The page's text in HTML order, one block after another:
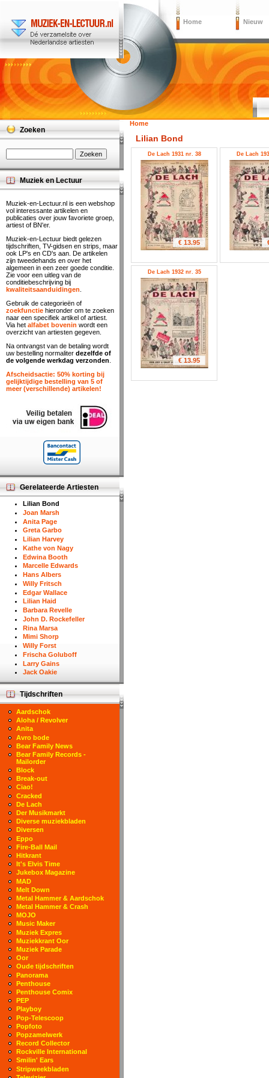
Home Nieuw
Home
Lilian Bond
De Lach 1931 nr. 38
€ 13.95
De Lach
De Lach 1932 nr. 35
€ 13.95
Zoeken
Muziek en Lectuur
Muziek-en-Lectuur.nl is een webshop
vol interessante artikelen en
publicaties over jouw favoriete groep,
artiest of BN'er.
Muziek-en-Lectuur biedt gelezen
tijdschriften, TV-gidsen en strips, maar
ook LP's en CD's aan. De artikelen
zijn tweedehands en over het
algemeen in een zeer goede conditie.
Zie voor een uitleg van de
conditiebeschrijving bij
kwaliteitsaanduidingen
Gebruik de categorieën of
zoekfunctie hieronder om te zoeken
naar een specifiek artikel of artiest.
Via het alfabet bovenin wordt een
overzicht van artiesten gegeven.
Na ontvangst van de betaling wordt
uw bestelling normaliter dezelfde of
de volgende werkdag verzonden
Afscheidsactie: 50% korting bij
gelijktijdige bestelling van 5 of
meer (verschillende) artikelen!
Gerelateerde Artiesten
Lilian Bond
Joan Marsh
Anita Page
Greta Garbo
Lilian Harvey
Kathe von Nagy
Edwina Booth
Marcelle Edwards
Hans Albers
Willy Fritsch
Edgar Wallace
Lilian Haid
Barbara Revelle
John D. Rockefeller
Rina Marsa
Mimi Shorp
Willy Forst
Frischa Goluboff
Larry Gains
Jack Oakie
Tijdschriften
Aardschok
Aloha / Revolver
Anita
Avro bode
Bear Family News
Bear Family Records -
Mailorder
Block
Break-out
Ciao!
Cracked
De Lach
Der Musikmarkt
Diverse muziekbladen
Diversen
Eppo
Fire-Ball Mail
Hitkrant
It's Elvis Time
Jukebox Magazine
MAD
Melt Down
Metal Hammer & Aardschok
Metal Hammer & Crash
MOJO
Music Maker
Muziek Expres
Muziekkrant Oor
Muziek Parade
Oor
Oude tijdschriften
Panorama
Penthouse
Penthouse Comix
PEP
Playboy
Pop-Telescoop
Popfoto
Popzamelwerk
Record Collector
Rockville International
Smilin' Ears
Stripweekbladen